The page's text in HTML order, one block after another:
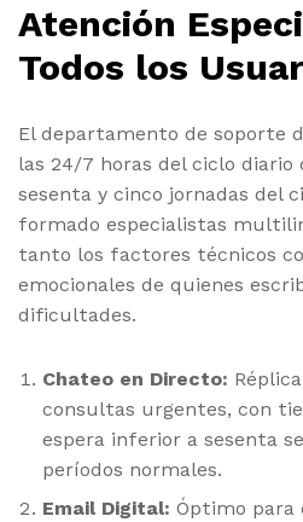
Atención
Todos los
El departamento de soporte
las 24/7 horas del ciclo
sesenta y cinco jornadas del
formado especialistas
tanto los factores técnicos
emocionales de quienes
dificultades.
Chateo en Directo:
consultas urgentes, con
espera inferior a sesenta
períodos normales.
Email Digital: Óptimo para